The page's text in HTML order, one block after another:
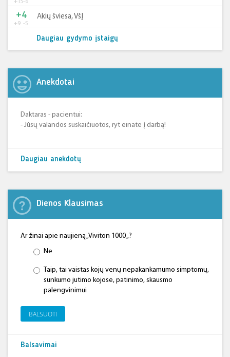
+15-6
+9 -5
+4 Akių šviesa, VšĮ
Daugiau gydymo įstaigų
Anekdotai
Daktaras - pacientui:
- Jūsų valandos suskaičiuotos, ryt einate į darbą!
Daugiau anekdotų
Dienos Klausimas
Ar žinai apie naujieną „Viviton 1000 „?
Ne
Taip, tai vaistas kojų venų nepakankamumo simptomų,
sunkumo jutimo kojose, patinimo, skausmo
palengvinimui
BALSUOTI
Balsavimai